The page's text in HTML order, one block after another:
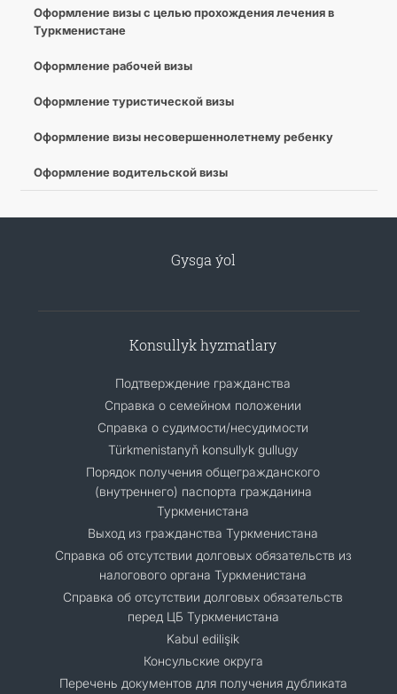
Оформление визы с целью прохождения лечения в
Туркменистане
Оформление рабочей визы
Оформление туристической визы
Оформление визы несовершеннолетнему ребенку
Оформление водительской визы
Gysga ýol
Konsullyk hyzmatlary
Подтверждение гражданства
Справка о семейном положении
Справка о судимости/несудимости
Türkmenistanyň konsullyk gullugy
Порядок получения общегражданского
(внутреннего) паспорта гражданина
Туркменистана
Выход из гражданства Туркменистана
Справка об отсутствии долговых обязательств из
налогового органа Туркменистана
Справка об отсутствии долговых обязательств
перед ЦБ Туркменистана
Kabul edilişik
Консульские округа
Перечень документов для получения дубликата